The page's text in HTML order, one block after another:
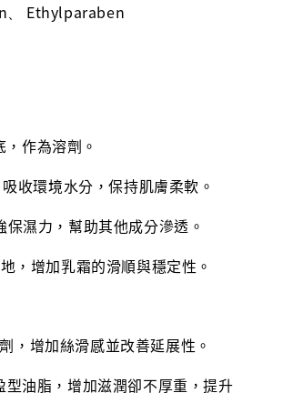
、 Ethylparaben
作為溶劑。
收環境水分，保持肌膚柔軟。
濕力，幫助其他成分滲透。
，增加乳霜的滑順與穩定性。
增加絲滑感並改善延展性。
油脂，增加滋潤卻不厚重，提升